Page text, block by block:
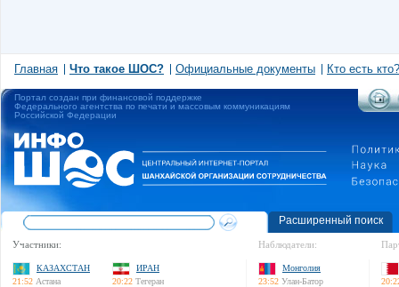
Главная Что такое ШОС? Официальные документы Кто есть кто?
Портал создан при финансовой поддержке
Федерального агентства по печати и массовым коммуникациям
Российской Федерации
Расширенный поиск
Участники:
КАЗАХСТАН
21:52 Астана
ИРАН
20:22 Тегеран
Наблюдатели:
Монголия
23:52 Улан-Батор